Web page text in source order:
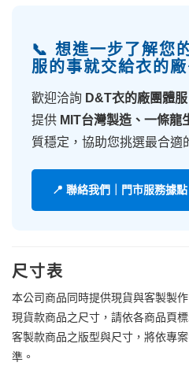
📞 想進一步了解您
服的事就交給衣的
歡迎洽詢 D&T衣的廠團體
提供 MIT台灣製造、一條龍
質穩定，協助您挑選最合適
📍 聯絡我們｜門市服務據點
尺寸表
本公司商品同時提供現貨與客製製作
現貨款商品之尺寸，請依各商品頁
客製款商品之版型與尺寸，將依專
準。